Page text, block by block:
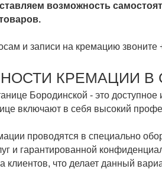
возможность
и записи на кремацию звоните
КРЕМАЦИИ В
Бородинской - это
включают в себя высокий
проводятся в специально
и гарантированной
клиентов, что делает данный